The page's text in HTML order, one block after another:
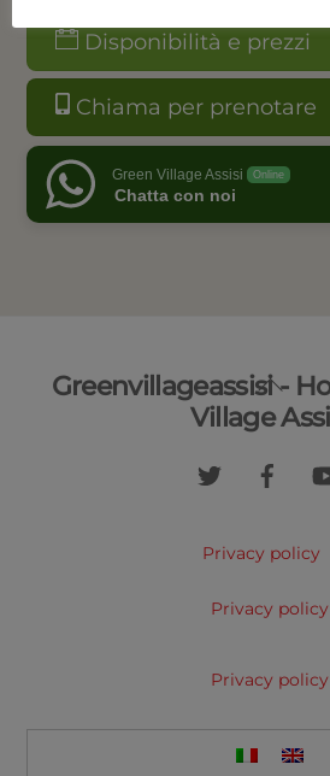
Disponibilità e prezzi
Chiama per prenotare
Green Village Assisi Online
Chatta con noi
Back
To
Greenvillageassisi -
Village
Privacy policy
Privacy policy
Privacy policy